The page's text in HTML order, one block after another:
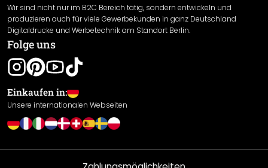
Widerrufsrecht
Datenschutzerklärung
Gewährleistung
Leistungserklärung / CE-Zeichen
Cookie Einstellungen
Wir sind nicht nur im B2C Bereich tätig, sondern entwickeln und
produzieren auch für viele Gewerbekunden in ganz Deutschland
Digitaldrucke und Werbetechnik am Standort Berlin.
Folge uns
Einkaufen in:
Unsere internationalen Webseiten